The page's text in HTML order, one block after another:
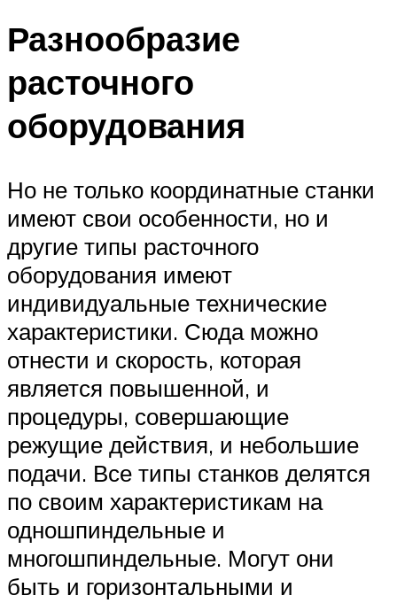
Разнообразие
расточного
оборудования
Но не только координатные станки
имеют свои особенности, но и
другие типы расточного
оборудования имеют
индивидуальные технические
характеристики. Сюда можно
отнести и скорость, которая
является повышенной, и
процедуры, совершающие
режущие действия, и небольшие
подачи. Все типы станков делятся
по своим характеристикам на
одношпиндельные и
многошпиндельные. Могут они
быть и горизонтальными и